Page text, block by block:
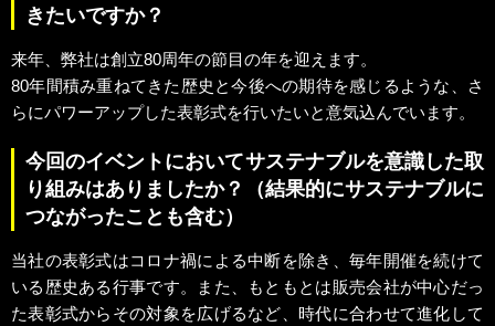
きたいですか？
来年、弊社は創立80周年の節目の年を迎えます。
80年間積み重ねてきた歴史と今後への期待を感じるような、さ
らにパワーアップした表彰式を行いたいと意気込んでいます。
今回のイベントにおいてサステナブルを意識した取
り組みはありましたか？（結果的にサステナブルに
つながったことも含む）
当社の表彰式はコロナ禍による中断を除き、毎年開催を続けて
いる歴史ある行事です。また、もともとは販売会社が中心だっ
た表彰式からその対象を広げるなど、時代に合わせて進化して